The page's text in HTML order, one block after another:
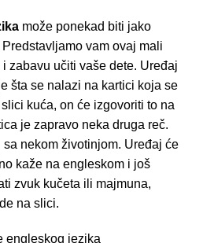
može ponekad biti jako
vam ovaj mali
zabavu učiti vaše dete. Uređaj
šta se nalazi na kartici koja se
kuća, on će izgovoriti to na
je zapravo neka druga reč.
nekom životinjom. Uređaj će
kaže na engleskom i još
zvuk kučeta ili majmuna,
na slici.